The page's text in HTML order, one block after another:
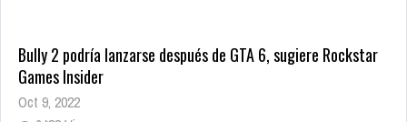
Bully 2 podría lanzarse después de GTA 6, sugiere Rockstar
Games Insider
Oct 9, 2022